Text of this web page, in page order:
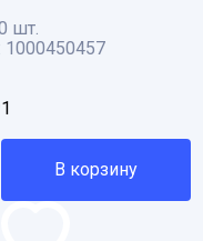
шт.
1000450457
В корзину